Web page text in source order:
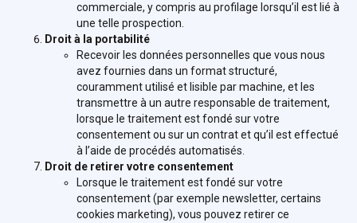
commerciale, y compris au profilage lorsqu’il est lié à
une telle prospection.
Droit à la portabilité
Recevoir les données personnelles que vous nous
avez fournies dans un format structuré,
couramment utilisé et lisible par machine, et les
transmettre à un autre responsable de traitement,
lorsque le traitement est fondé sur votre
consentement ou sur un contrat et qu’il est effectué
à l’aide de procédés automatisés.
Droit de retirer votre consentement
Lorsque le traitement est fondé sur votre
consentement (par exemple newsletter, certains
cookies marketing), vous pouvez retirer ce